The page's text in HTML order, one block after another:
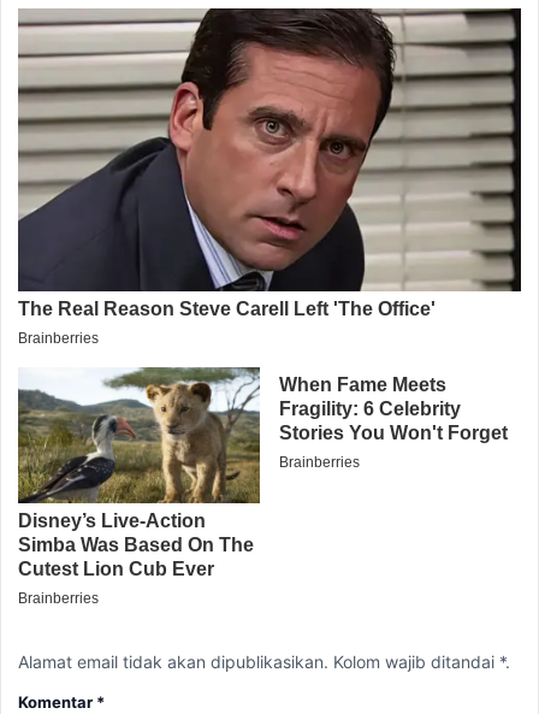
Alamat email tidak akan dipublikasikan. Kolom wajib ditandai *.
Komentar *